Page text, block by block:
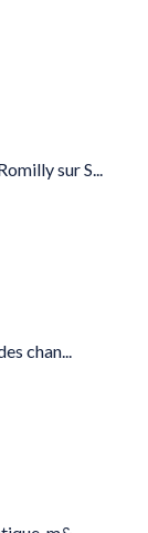
sur S...
chan...